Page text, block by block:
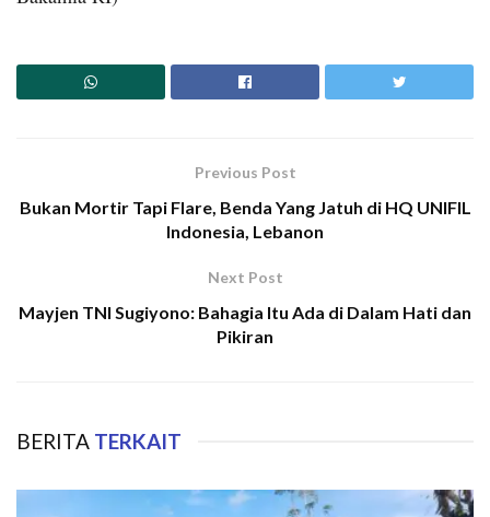
Previous Post
Bukan Mortir Tapi Flare, Benda Yang Jatuh di HQ UNIFIL
Indonesia, Lebanon
Next Post
Mayjen TNI Sugiyono: Bahagia Itu Ada di Dalam Hati dan
Pikiran
BERITA TERKAIT